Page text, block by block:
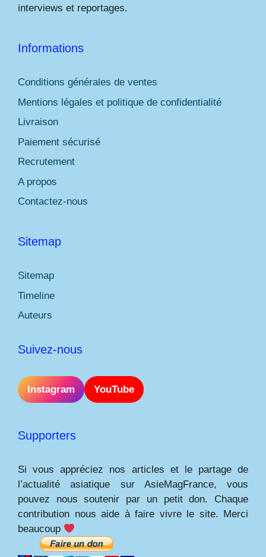
interviews et reportages.
Informations
Conditions générales de ventes
Mentions légales et politique de confidentialité
Livraison
Paiement sécurisé
Recrutement
A propos
Contactez-nous
Sitemap
Sitemap
Timeline
Auteurs
Suivez-nous
Instagram YouTube
Supporters
Si vous appréciez nos articles et le partage de
l’actualité asiatique sur AsieMagFrance, vous
pouvez nous soutenir par un petit don. Chaque
contribution nous aide à faire vivre le site. Merci
beaucoup